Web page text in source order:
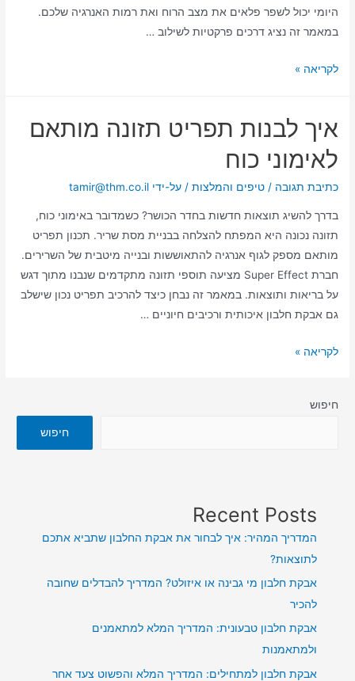
היומי יכול לשפר פלאים את מצב הרוח ואת רמות האנרגיה שלכם.
במאמר זה נציג דרכים פרקטיות לשילוב …
לקריאה »
איך לבנות תפריט תזונה מותאם
לאימוני כוח
כתיבת תגובה /טיפים והמלצות / על-ידי tamir@thm.co.il
בדרך להשיג תוצאות חדשות בחדר הכושר? כשמדובר באימוני כוח,
תזונה נכונה היא המפתח להצלחה בבניית מסת שריר. תכנון תפריט
מותאם מספק לגוף אנרגיה להתאוששות ובנייה מיטבית של השרירים.
חברת Super Effect מציעה תוספי תזונה מתקדמים שנבנו מתוך דגש
על בריאות ותוצאות. במאמר זה נבחן כיצד להרכיב תפריט נכון שישלב
גם אבקת חלבון איכותית ורכיבים חיוניים …
לקריאה »
חיפוש
חיפוש
Recent Posts
המדריך המהיר: איך לבחור את אבקת החלבון שתביא אתכם
לתוצאות?
אבקת חלבון מי גבינה או איזולט? המדריך להבדלים שחובה
להכיר
אבקת חלבון טבעונית: המדריך המלא למתאמנים
ולמתאמנות
אבקת חלבון למתחילים: המדריך המלא והפשוט צעד אחר